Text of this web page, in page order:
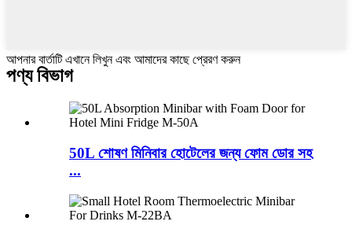
আপনার বার্তাটি এখানে লিখুন এবং আমাদের কাছে প্রেরণ করুন
পণ্য বিভাগ
50L শোষণ মিনিবার হোটেলের জন্য ফোম ডোর সহ
...